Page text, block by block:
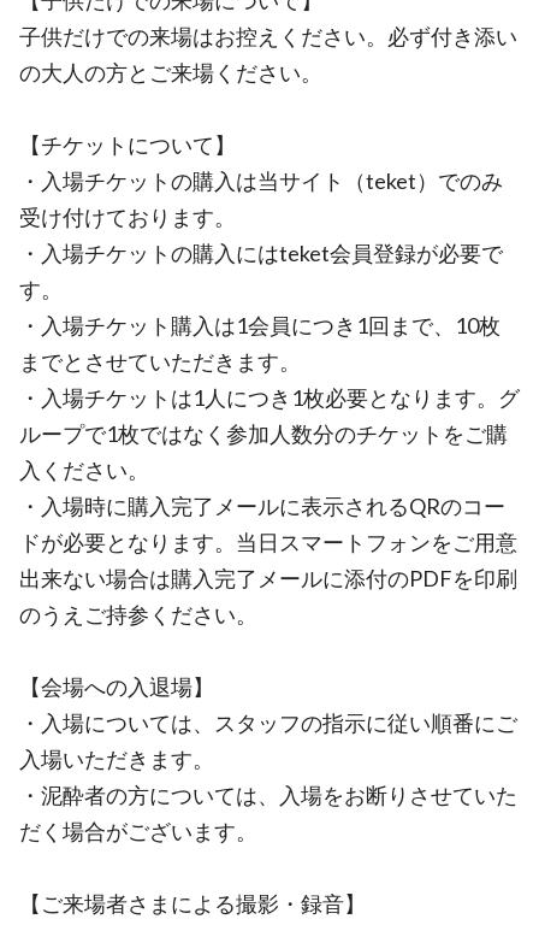
子供だけでの来場はお控えください。必ず付き添い
の大人の方とご来場ください。
【チケットについて】
・入場チケットの購入は当サイト（teket）でのみ
受け付けております。
・入場チケットの購入にはteket会員登録が必要で
す。
・入場チケット購入は1会員につき1回まで、10枚
までとさせていただきます。
・入場チケットは1人につき1枚必要となります。グ
ループで1枚ではなく参加人数分のチケットをご購
入ください。
・入場時に購入完了メールに表示されるQRのコー
ドが必要となります。当日スマートフォンをご用意
出来ない場合は購入完了メールに添付のPDFを印刷
のうえご持参ください。
【会場への入退場】
・入場については、スタッフの指示に従い順番にご
入場いただきます。
・泥酔者の方については、入場をお断りさせていた
だく場合がございます。
【ご来場者さまによる撮影・録音】